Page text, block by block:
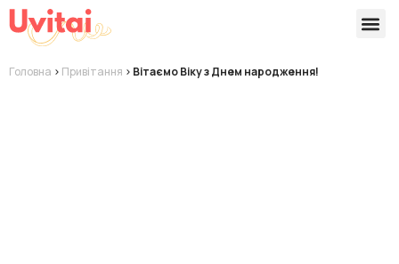
Головна > Привітання > Вітаємо Віку з Днем народження!